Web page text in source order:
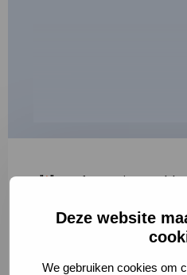
Deze website
We gebruiken cookies om
"*" geeft vereiste
2